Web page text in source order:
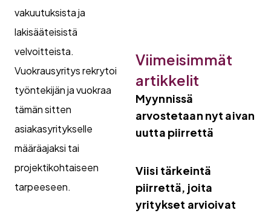
vakuutuksista ja
lakisääteisistä
velvoitteista.
Vuokrausyritys rekrytoi
työntekijän ja vuokraa
tämän sitten
asiakasyritykselle
määräajaksi tai
projektikohtaiseen
tarpeeseen.
Viimeisimmät
artikkelit
Myynnissä
arvostetaan nyt aivan
uutta piirrettä
Viisi tärkeintä
piirrettä, joita
yritykset arvioivat